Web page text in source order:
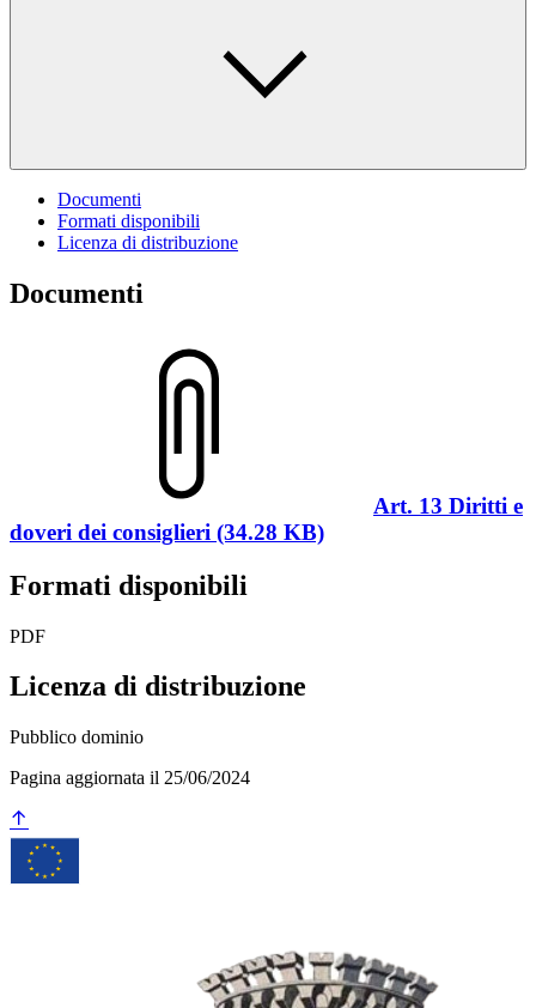
Documenti
Formati disponibili
Licenza di distribuzione
Documenti
Art. 13 Diritti e
doveri dei consiglieri (34.28 KB)
Formati disponibili
PDF
Licenza di distribuzione
Pubblico dominio
Pagina aggiornata il 25/06/2024